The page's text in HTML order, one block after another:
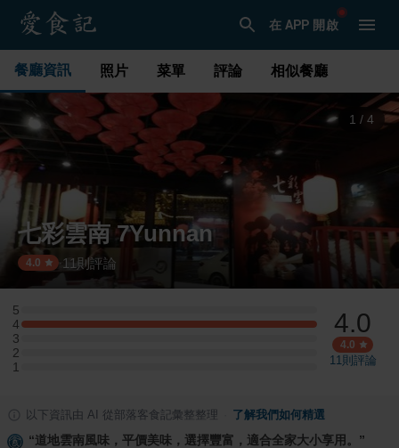
在 APP 開啟
餐廳資訊 照片 菜單 評論 相似餐廳
1 / 4
七彩雲南 7Yunnan
4.0 · 11 則評論
5
5 星：0 則評論
4
4 星：2 則評論
3
3 星：0 則評論
2
2 星：0 則評論
1
1 星：0 則評論
4.0
4.0
11則評論
以下資訊由 AI 從部落客食記彙整整理 了解我們如何精選
“道地雲南風味，平價美味，選擇豐富，適合全家大小享用。 ”